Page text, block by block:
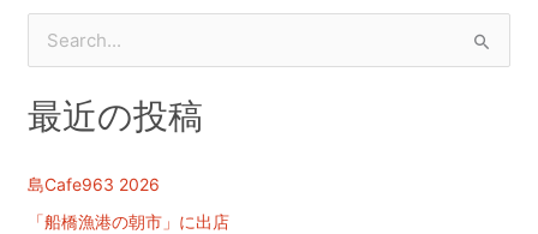
対
:
最近の投稿
島Cafe963 2026
「船橋漁港の朝市」に出店